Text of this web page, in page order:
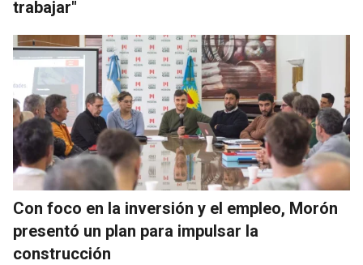
trabajar"
Con foco en la inversión y el empleo, Morón
presentó un plan para impulsar la
construcción